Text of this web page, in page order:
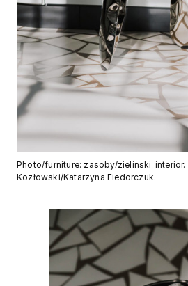
Photo/furniture: zasoby/zielinski_interior.
Kozłowski/Katarzyna Fiedorczuk.